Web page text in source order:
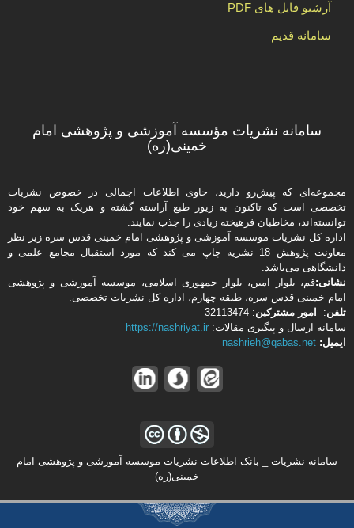
آرشیو فایل های PDF
سامانه قدیم
سامانه نشریات مؤسسه آموزشی و پژوهشی امام
خمینی(ره)
مجموعه‌ای که پیش‌رو دارید،‌ حاوی اطلاعات اجمالی در خصوص نشریات
تخصصی است که تاکنون به زیور طبع آراسته گشته و هریک به سهم خود
توانسته‌اند، مخاطبان فرهیخته‌ زیادی را جذب نمایند.
اداره كل نشریات موسسه آموزشی و پژوهشی امام خمینی قدس سره زیر نظر
معاونت پژوهش 18 نشریه چاپ می کند که مورد استقبال مجامع علمی و
دانشگاهی می‌باشد.
نشانی:قم، بلوار امین، بلوار جمهوری اسلامی، موسسه آموزشی و پژوهشی
امام خمینی قدس سره، طبقه چهارم، اداره كل نشریات تخصصی.
تلفن: امور مشتركین: 32113474
سامانه ارسال و پیگیری مقالات: https://nashriyat.ir
ایمیل: nashrieh@qabas.net
سامانه نشریات _ بانک اطلاعات نشریات موسسه آموزشی و پژوهشی امام
خمینی(ره)